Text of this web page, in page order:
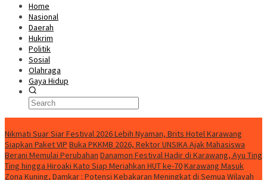
Home
Nasional
Daerah
Hukrim
Politik
Sosial
Olahraga
Gaya Hidup
Nikmati Suar Siar Festival 2026 Lebih Nyaman, Brits Hotel Karawang
Siapkan Paket VIP Buka PKKMB 2026, Rektor UNSIKA Ajak Mahasiswa
Berani Memulai Perubahan Danamon Festival Hadir di Karawang, Ayu Ting
Ting hingga Hiroaki Kato Siap Meriahkan HUT ke-70Karawang Masuk
Zona Kuning, Damkar : Potensi Kebakaran Meningkat di Semua Wilayah